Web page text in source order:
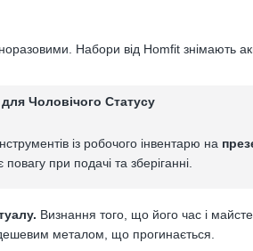
Набори від Homfit знімають
Чоловічого Статусу
із робочого інвентарю на
повагу при подачі та зберіганні.
Визнання того, що його час і
металом, що прогинається.